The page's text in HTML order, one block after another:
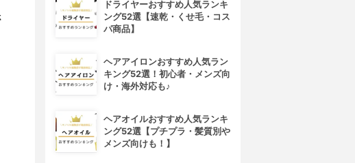
ドライヤーおすすめ人気ランキ
ング52選【速乾・くせ毛・コス
パ商品】
ヘアアイロンおすすめ人気ラン
キング52選！初心者・メンズ向
け・海外対応も♪
ヘアオイルおすすめ人気ランキ
ング52選【プチプラ・髪質別や
メンズ向けも！】